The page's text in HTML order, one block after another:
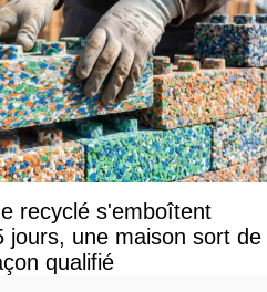
recyclé s'emboîtent
jours, une maison sort de
qualifié